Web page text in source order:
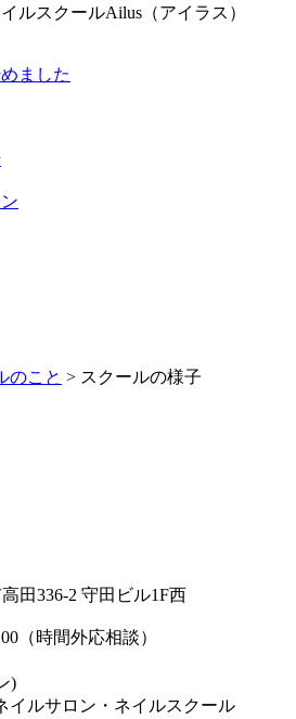
ルスクールAilus（アイラス）
ました
のこと > スクールの様子
田336-2 守田ビル1F西
（時間外応相談）
)
イルサロン・ネイルスクール